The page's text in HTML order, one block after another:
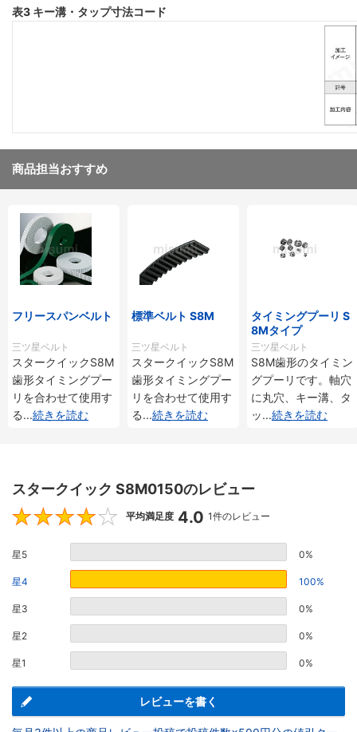
表3 キー溝・タップ寸法コード
商品担当おすすめ
フリースパンベルト
三ツ星ベルト
スタークイックS8M
歯形タイミングプー
リを合わせて使用す
る...続きを読む
標準ベルト S8M
三ツ星ベルト
スタークイックS8M
歯形タイミングプー
リを合わせて使用す
る...続きを読む
タイミングプーリ S
8Mタイプ
三ツ星ベルト
S8M歯形のタイミン
グプーリです。軸穴
に丸穴、キー溝、タ
ッ...続きを読む
スタークイック S8M0150のレビュー
4
平均満足度 4.0 1件のレビュー
星5 0%
星4 100%
星3 0%
星2 0%
星1 0%
レビューを書く